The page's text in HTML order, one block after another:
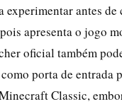
experimentar antes de
apresenta o jogo
oficial também
porta de entrada
Classic,